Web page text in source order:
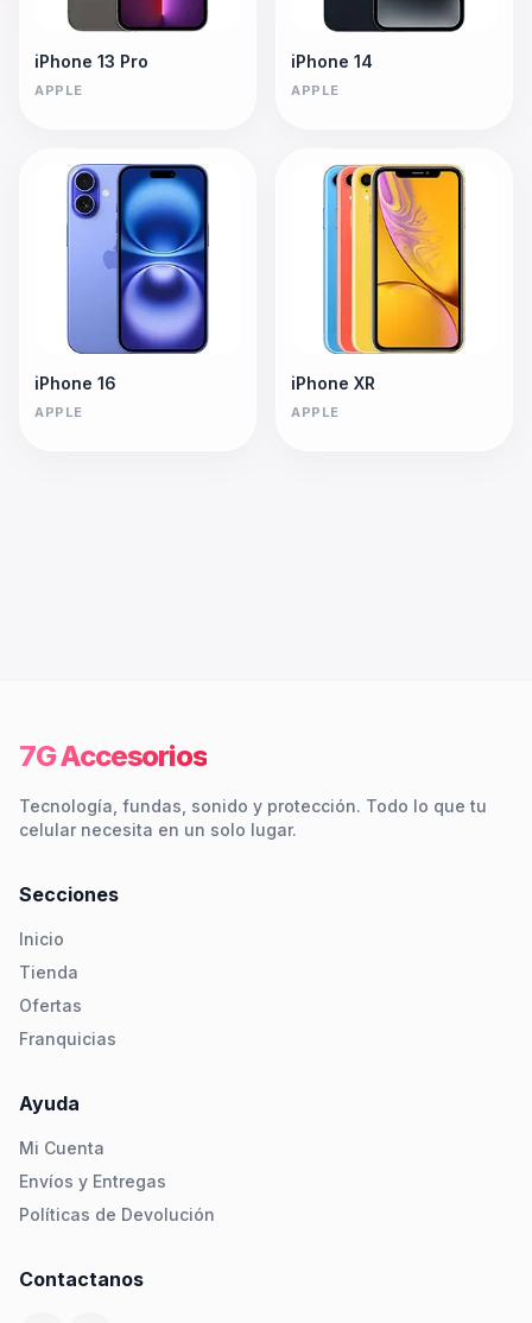
iPhone 13 Pro
APPLE
iPhone 14
APPLE
iPhone 16
APPLE
iPhone XR
APPLE
7G Accesorios
Tecnología, fundas, sonido y protección. Todo lo que tu
celular necesita en un solo lugar.
Secciones
Inicio
Tienda
Ofertas
Franquicias
Ayuda
Mi Cuenta
Envíos y Entregas
Políticas de Devolución
Contactanos